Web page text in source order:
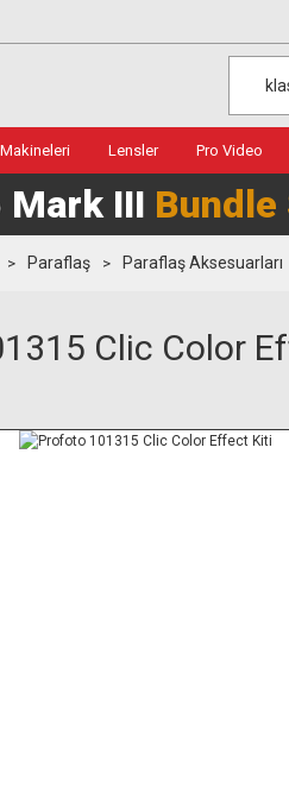
Lensler Pro Video
Mark III
Paraflaş Paraflaş Aksesuarları
Clic Color